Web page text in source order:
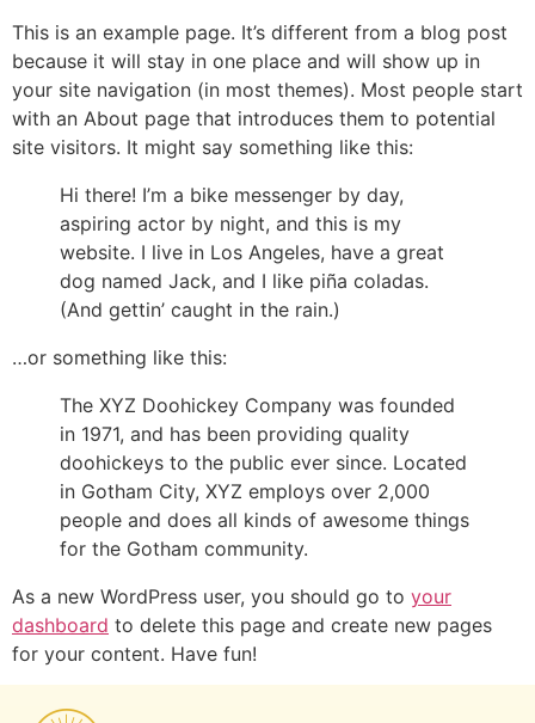
This is an example page. It’s different from a blog post
because it will stay in one place and will show up in
your site navigation (in most themes). Most people start
with an About page that introduces them to potential
site visitors. It might say something like this:
Hi there! I’m a bike messenger by day,
aspiring actor by night, and this is my
website. I live in Los Angeles, have a great
dog named Jack, and I like piña coladas.
(And gettin’ caught in the rain.)
…or something like this:
The XYZ Doohickey Company was founded
in 1971, and has been providing quality
doohickeys to the public ever since. Located
in Gotham City, XYZ employs over 2,000
people and does all kinds of awesome things
for the Gotham community.
As a new WordPress user, you should go to your
dashboard to delete this page and create new pages
for your content. Have fun!